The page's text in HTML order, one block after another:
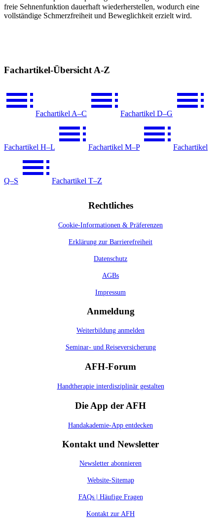
freie Sehnenfunktion dauerhaft wiederherstellen, wodurch eine
vollständige Schmerzfreiheit und Beweglichkeit erzielt wird.
Fachartikel-Übersicht A-Z
Fachartikel A–C Fachartikel D–G
Fachartikel H–L Fachartikel M–P Fachartikel
Q–S Fachartikel T–Z
Rechtliches
Cookie-Informationen & Präferenzen
Erklärung zur Barrierefreiheit
Datenschutz
AGBs
Impressum
Anmeldung
Weiterbildung anmelden
Seminar- und Reiseversicherung
AFH-Forum
Handtherapie interdisziplinär gestalten
Die App der AFH
Handakademie-App entdecken
Kontakt und Newsletter
Newsletter abonnieren
Website-Sitemap
FAQs | Häufige Fragen
Kontakt zur AFH